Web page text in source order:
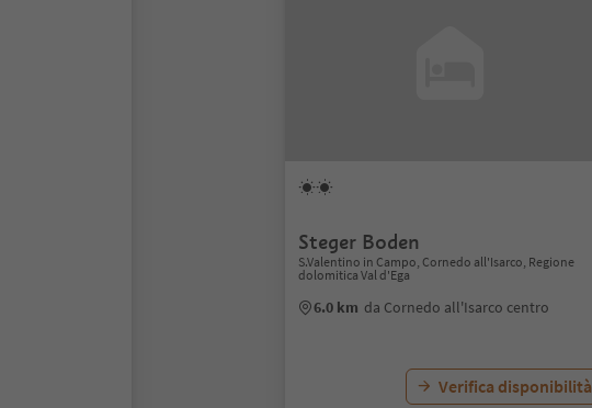
Steger Boden
S.Valentino in Campo, Cornedo all'Isarco, Regione
dolomitica Val d'Ega
6.0 km da Cornedo all'Isarco centro
Verifica disponibilità